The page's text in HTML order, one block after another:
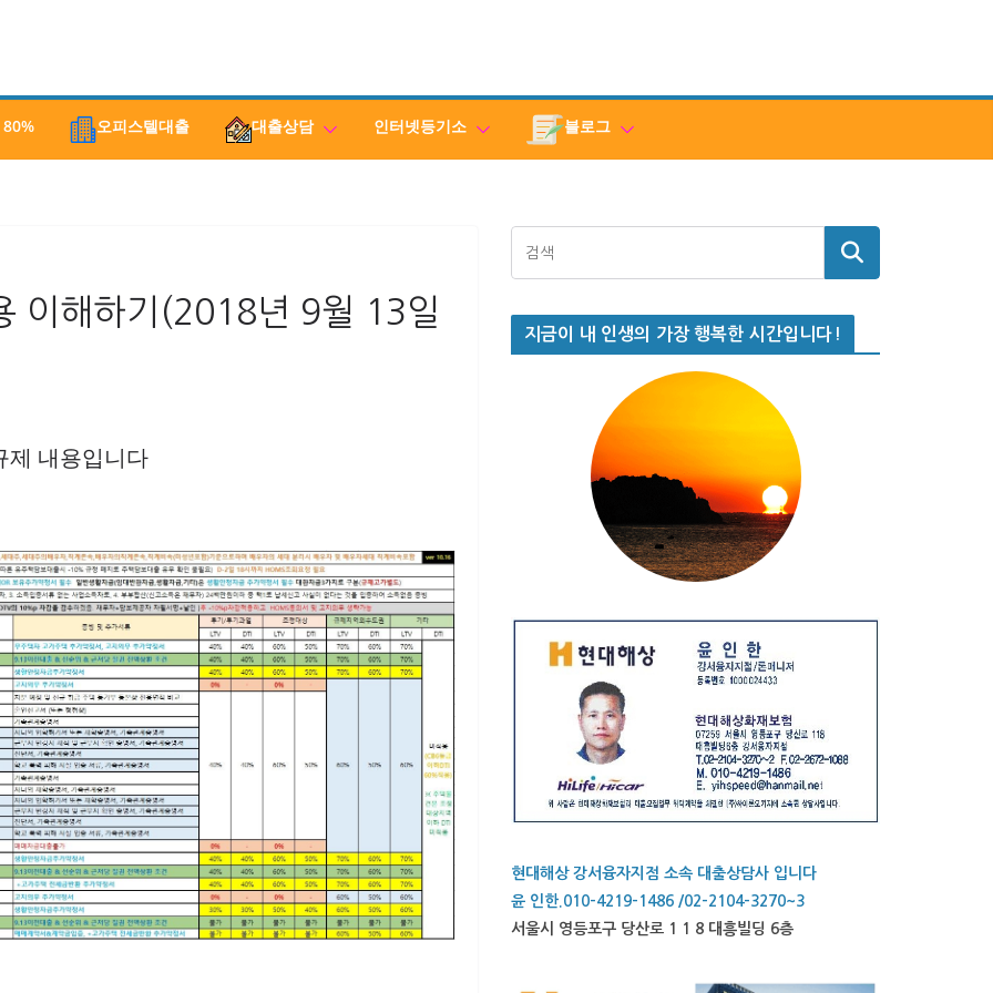
오피스텔대출 대출상담 인터넷등기소 블로그
이해하기(2018년 9월 13일
제 내용입니다
지금이 내 인생의 가장 행복한 시간입니다!
현대해상 강서융자지점 소속 대출상담사 입니다
윤 인한.010-4219-1486 /02-2104-3270~3
서울시 영등포구 당산로 1 1 8 대흥빌딩 6층